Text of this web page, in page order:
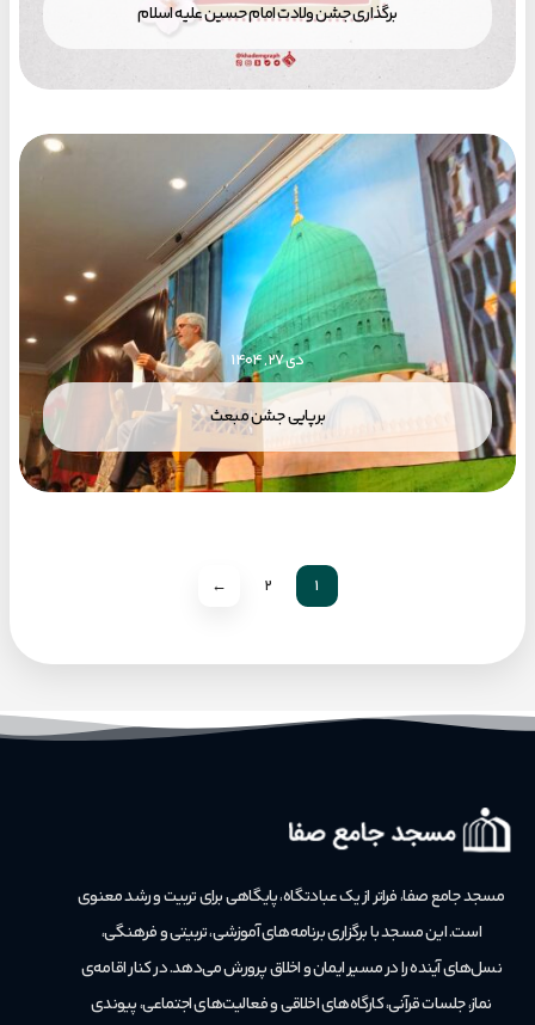
برگذاری جشن ولادت امام حسین علیه اسلام
دی ۲۷, ۱۴۰۴
برپایی جشن مبعث
1
2
←
مسجد جامع صفا، فراتر از یک عبادتگاه، پایگاهی برای تربیت و رشد معنوی
است.این مسجد با برگزاری برنامه‌های آموزشی، تربیتی و فرهنگی،
نسل‌های آینده را در مسیر ایمان و اخلاق پرورش می‌دهد. در کنار اقامه‌ی
نماز، جلسات قرآنی، کارگاه‌های اخلاقی و فعالیت‌های اجتماعی، پیوندی